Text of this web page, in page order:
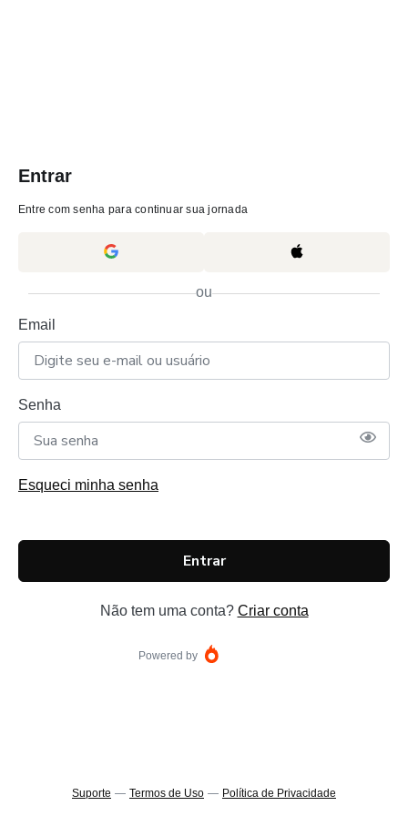
Entrar
Entre com senha para continuar sua jornada
ou
Email
Senha
Esqueci minha senha
Entrar
Não tem uma conta? Criar conta
Powered by
Suporte — Termos de Uso — Política de Privacidade